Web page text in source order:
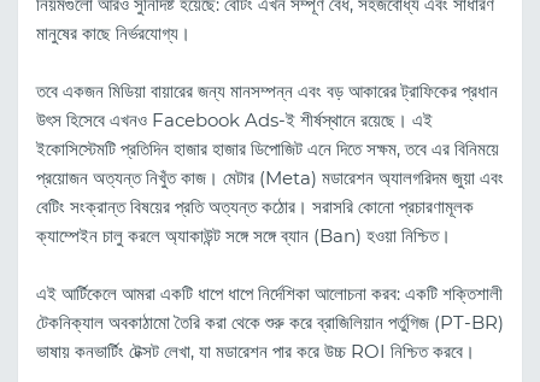
নিয়মগুলো আরও সুনির্দিষ্ট হয়েছে: বেটিং এখন সম্পূর্ণ বৈধ, সহজবোধ্য এবং সাধারণ
মানুষের কাছে নির্ভরযোগ্য।
তবে একজন মিডিয়া বায়ারের জন্য মানসম্পন্ন এবং বড় আকারের ট্রাফিকের প্রধান
উৎস হিসেবে এখনও Facebook Ads-ই শীর্ষস্থানে রয়েছে। এই
ইকোসিস্টেমটি প্রতিদিন হাজার হাজার ডিপোজিট এনে দিতে সক্ষম, তবে এর বিনিময়ে
প্রয়োজন অত্যন্ত নিখুঁত কাজ। মেটার (Meta) মডারেশন অ্যালগরিদম জুয়া এবং
বেটিং সংক্রান্ত বিষয়ের প্রতি অত্যন্ত কঠোর। সরাসরি কোনো প্রচারণামূলক
ক্যাম্পেইন চালু করলে অ্যাকাউন্ট সঙ্গে সঙ্গে ব্যান (Ban) হওয়া নিশ্চিত।
এই আর্টিকেলে আমরা একটি ধাপে ধাপে নির্দেশিকা আলোচনা করব: একটি শক্তিশালী
টেকনিক্যাল অবকাঠামো তৈরি করা থেকে শুরু করে ব্রাজিলিয়ান পর্তুগিজ (PT-BR)
ভাষায় কনভার্টিং টেক্সট লেখা, যা মডারেশন পার করে উচ্চ ROI নিশ্চিত করবে।